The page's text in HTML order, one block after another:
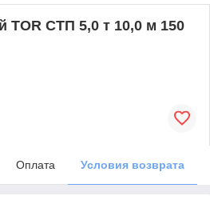
TOR СТП 5,0 т 10,0 м 150
Оплата Условия возврата